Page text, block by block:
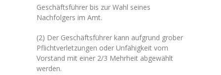
Geschäftsführer bis zur Wahl seines
Nachfolgers im Amt.
(2) Der Geschäftsführer kann aufgrund grober
Pflichtverletzungen oder Unfähigkeit vom
Vorstand mit einer 2/3 Mehrheit abgewählt
werden.